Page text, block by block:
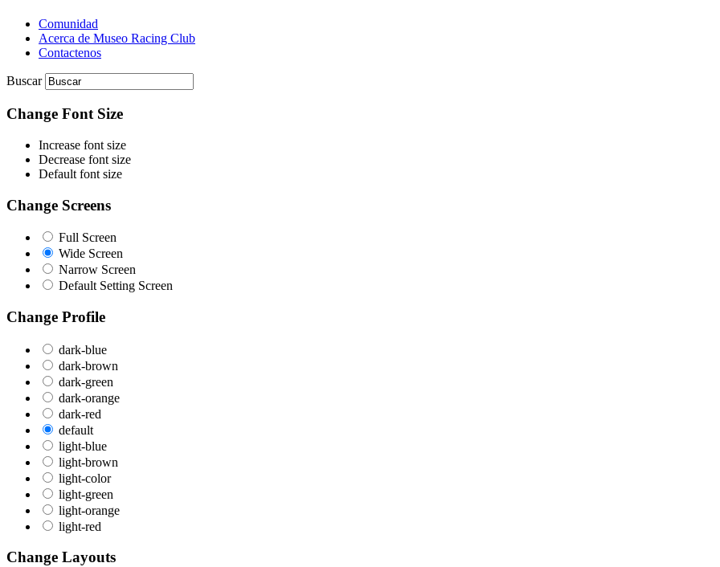
Comunidad
Acerca de Museo Racing Club
Contactenos
Buscar
Change Font Size
Increase font size
Decrease font size
Default font size
Change Screens
Full Screen
Wide Screen
Narrow Screen
Default Setting Screen
Change Profile
dark-blue
dark-brown
dark-green
dark-orange
dark-red
default
light-blue
light-brown
light-color
light-green
light-orange
light-red
Change Layouts